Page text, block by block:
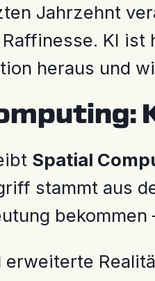
Jahrzehnt
KI ist
heraus und
Spatial
stammt aus